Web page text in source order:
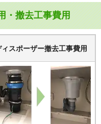
GD-B181MS MP
・撤去工事費用
ィスポーザー撤去工事費用